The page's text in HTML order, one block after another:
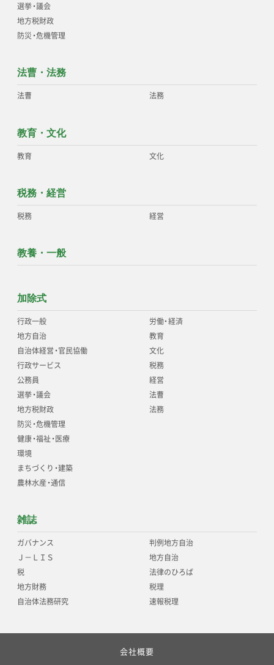
選挙・議会
地方税財政
防災・危機管理
法曹・法務
法曹 法務
教育・文化
教育 文化
税務・経営
税務 経営
教養・一般
加除式
行政一般
地方自治
自治体経営・官民協働
行政サービス
公務員
選挙・議会
地方税財政
防災・危機管理
健康・福祉・医療
環境
まちづくり・建築
農林水産・通信
労働・経済
教育
文化
税務
経営
法曹
法務
雑誌
ガバナンス
Ｊ－ＬＩＳ
税
地方財務
自治体法務研究
判例地方自治
地方自治
法律のひろば
税理
速報税理
会社概要